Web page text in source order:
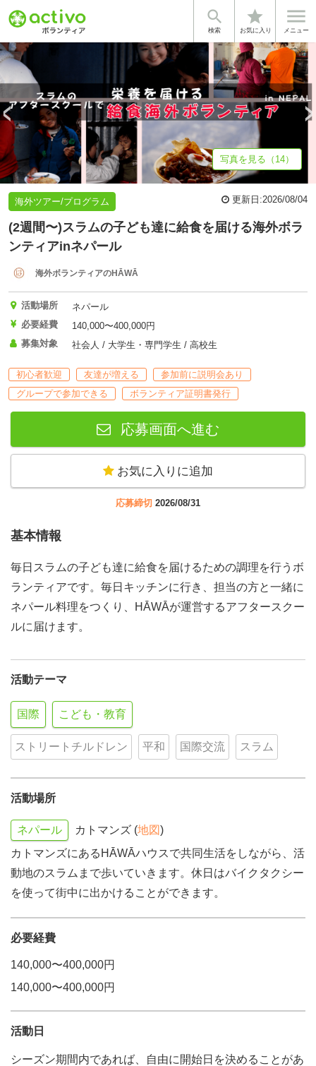

検索
star
お気に入り

メニュー
基本情報 募集詳細 団体情報
写真を見る（14）
海外ツアー/プログラム 更新日:2026/08/04
(2週間〜)スラムの子ども達に給食を届ける海外ボラ
ンティアinネパール
海外ボランティアのHĀWĀ
活動場所
ネパール
必要経費
140,000〜400,000円
募集対象
社会人 / 大学生・専門学生 / 高校生
初心者歓迎 友達が増える
参加前に説明会あり
グループで参加できる
ボランティア証明書発行
応募画面へ進む
お気に入りに追加
応募締切 2026/08/31
基本情報
毎日スラムの子ども達に給食を届けるための調理を行うボ
ランティアです。毎日キッチンに行き、担当の方と一緒に
ネパール料理をつくり、HĀWĀが運営するアフタースクー
ルに届けます。
活動テーマ
国際 こども・教育
ストリートチルドレン 平和 国際交流 スラム
活動場所
ネパール カトマンズ (地図)
カトマンズにあるHĀWĀハウスで共同生活をしながら、活
動地のスラムまで歩いていきます。休日はバイクタクシー
を使って街中に出かけることができます。
必要経費
140,000〜400,000円
140,000〜400,000円
活動日
シーズン期間内であれば、自由に開始日を決めることがあ